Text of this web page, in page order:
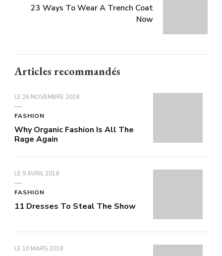
23 Ways To Wear A Trench Coat
Now
Articles recommandés
LE 26 NOVEMBRE 2018
FASHION
Why Organic Fashion Is All The
Rage Again
LE 9 AVRIL 2019
FASHION
11 Dresses To Steal The Show
LE 10 MARS 2018